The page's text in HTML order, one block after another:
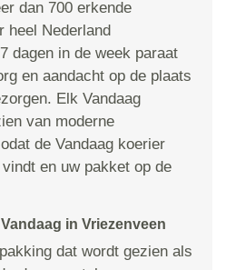
dan 700 erkende
heel Nederland
dagen in de week paraat
en aandacht op de plaats
Elk Vandaag
van moderne
de Vandaag koerier
en uw pakket op de
in Vriezenveen
dat wordt gezien als